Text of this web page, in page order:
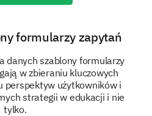
about you to aid
formularzy zapytań
danych szablony formularzy
w zbieraniu kluczowych
perspektyw użytkowników i
strategii w edukacji i nie
tylko.